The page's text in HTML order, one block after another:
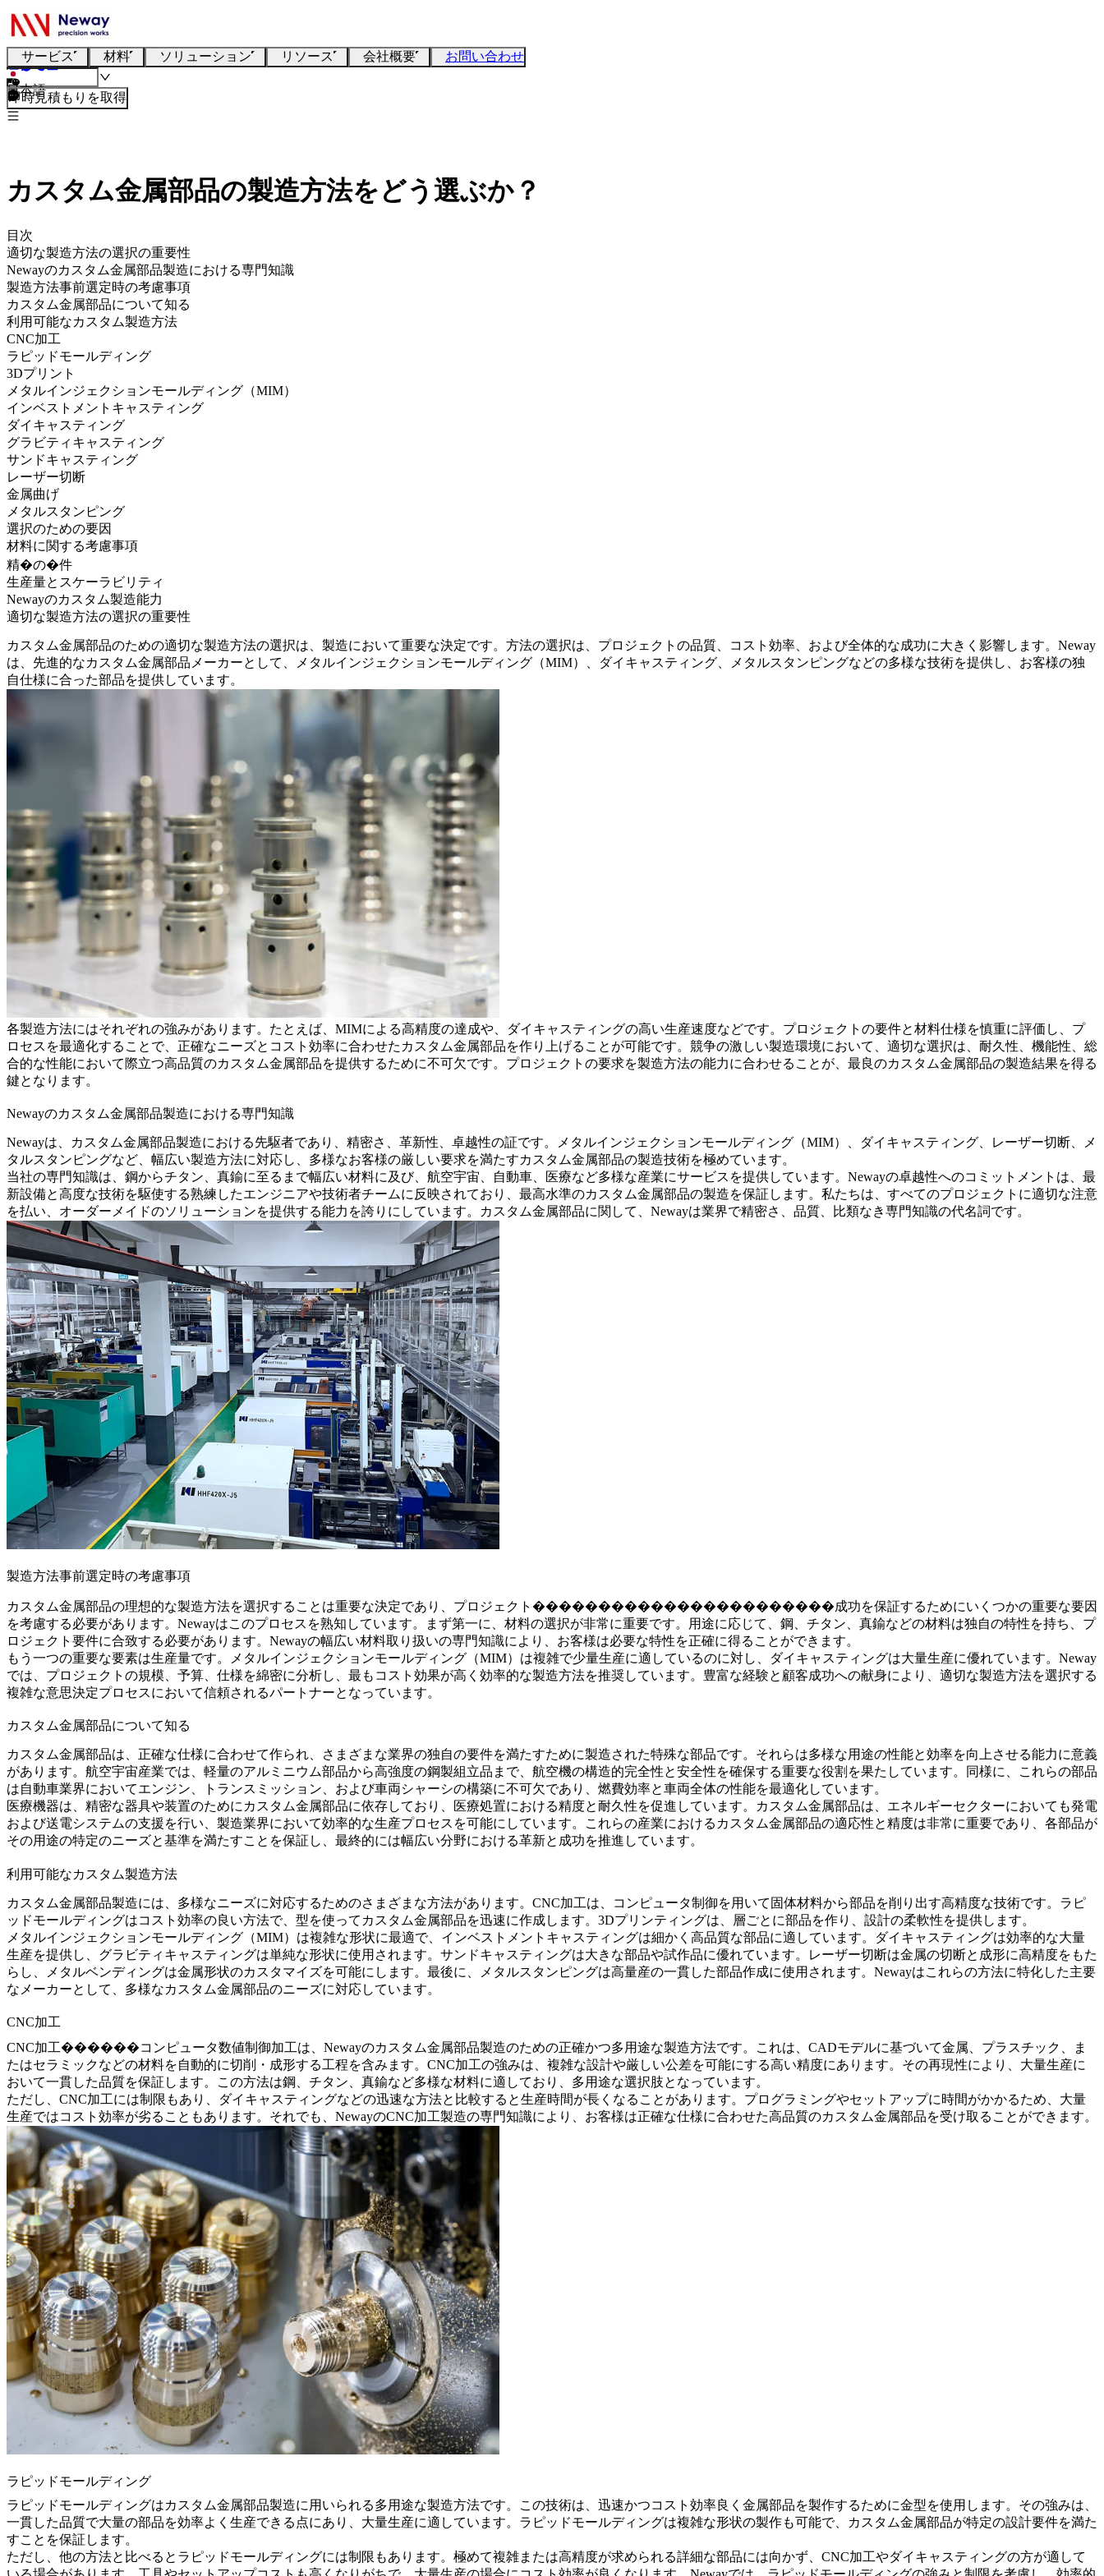
サービス 材料 ソリューション リソース 会社概要 お問い合わせ
日本語
即時見積もりを取得
カスタム金属部品の製造方法をどう選ぶか？
目次
適切な製造方法の選択の重要性
Newayのカスタム金属部品製造における専門知識
製造方法事前選定時の考慮事項
カスタム金属部品について知る
利用可能なカスタム製造方法
CNC加工
ラピッドモールディング
3Dプリント
メタルインジェクションモールディング（MIM）
インベストメントキャスティング
ダイキャスティング
グラビティキャスティング
サンドキャスティング
レーザー切断
金属曲げ
メタルスタンピング
選択のための要因
材料に関する考慮事項
精�の�件
生産量とスケーラビリティ
Newayのカスタム製造能力
適切な製造方法の選択の重要性
カスタム金属部品のための適切な製造方法の選択は、製造において重要な決定です。方法の選択は、プロジェクトの品質、コスト効率、および全体的な成功に大きく影響します。Neway
は、先進的なカスタム金属部品メーカーとして、メタルインジェクションモールディング（MIM）、ダイキャスティング、メタルスタンピングなどの多様な技術を提供し、お客様の独
自仕様に合った部品を提供しています。
各製造方法にはそれぞれの強みがあります。たとえば、MIMによる高精度の達成や、ダイキャスティングの高い生産速度などです。プロジェクトの要件と材料仕様を慎重に評価し、プ
ロセスを最適化することで、正確なニーズとコスト効率に合わせたカスタム金属部品を作り上げることが可能です。競争の激しい製造環境において、適切な選択は、耐久性、機能性、総
合的な性能において際立つ高品質のカスタム金属部品を提供するために不可欠です。プロジェクトの要求を製造方法の能力に合わせることが、最良のカスタム金属部品の製造結果を得る
鍵となります。
Newayのカスタム金属部品製造における専門知識
Newayは、カスタム金属部品製造における先駆者であり、精密さ、革新性、卓越性の証です。メタルインジェクションモールディング（MIM）、 ダイキャスティング レーザー切断
メ
タルスタンピングなど、幅広い製造方法に対応し、多様なお客様の厳しい要求を満たすカスタム金属部品の製造技術を極めています。
当社の専門知識は、鋼からチタン、真鍮に至るまで幅広い材料に及び、航空宇宙、自動車、医療など多様な産業にサービスを提供しています。Newayの卓越性へのコミットメントは、最
新設備と高度な技術を駆使する熟練したエンジニアや技術者チームに反映されており、最高水準のカスタム金属部品の製造を保証します。私たちは、すべてのプロジェクトに適切な注意
を払い、オーダーメイドのソリューションを提供する能力を誇りにしています。カスタム金属部品に関して、Newayは業界で精密さ、品質、比類なき専門知識の代名詞です。
製造方法事前選定時の考慮事項
カスタム金属部品の理想的な製造方法を選択することは重要な決定であり、プロジェクト�����������������������成功を保証するためにいくつかの重要な要因
を考慮する必要があります。Newayはこのプロセスを熟知しています。まず第一に、材料の選択が非常に重要です。用途に応じて、鋼、チタン、真鍮などの材料は独自の特性を持ち、プ
ロジェクト要件に合致する必要があります。Newayの幅広い材料取り扱いの専門知識により、お客様は必要な特性を正確に得ることができます。
もう一つの重要な要素は生産量です。メタルインジェクションモールディング（MIM）は複雑で少量生産に適しているのに対し、ダイキャスティングは大量生産に優れています。Neway
では、プロジェクトの規模、予算、仕様を綿密に分析し、最もコスト効果が高く効率的な製造方法を推奨しています。豊富な経験と顧客成功への献身により、適切な製造方法を選択する
複雑な意思決定プロセスにおいて信頼されるパートナーとなっています。
カスタム金属部品について知る
カスタム金属部品は、正確な仕様に合わせて作られ、さまざまな業界の独自の要件を満たすために製造された特殊な部品です。それらは多様な用途の性能と効率を向上させる能力に意義
があります。航空宇宙産業では、軽量のアルミニウム部品から高強度の鋼製組立品まで、航空機の構造的完全性と安全性を確保する重要な役割を果たしています。同様に、これらの部品
は自動車業界においてエンジン、トランスミッション、および車両シャーシの構築に不可欠であり、燃費効率と車両全体の性能を最適化しています。
医療機器は、精密な器具や装置のためにカスタム金属部品に依存しており、医療処置における精度と耐久性を促進しています。カスタム金属部品は、エネルギーセクターにおいても発電
および送電システムの支援を行い、製造業界において効率的な生産プロセスを可能にしています。これらの産業におけるカスタム金属部品の適応性と精度は非常に重要であり、各部品が
その用途の特定のニーズと基準を満たすことを保証し、最終的には幅広い分野における革新と成功を推進しています。
利用可能なカスタム製造方法
カスタム金属部品製造には、多様なニーズに対応するためのさまざまな方法があります。CNC加工は、コンピュータ制御を用いて固体材料から部品を削り出す高精度な技術です。ラピ
ッドモールディングはコスト効率の良い方法で、型を使ってカスタム金属部品を迅速に作成します。3Dプリンティングは、層ごとに部品を作り、設計の柔軟性を提供します。
メタルインジェクションモールディング（MIM）は複雑な形状に最適で、インベストメントキャスティングは細かく高品質な部品に適しています。ダイキャスティングは効率的な大量
生産を提供し、グラビティキャスティングは単純な形状に使用されます。サンドキャスティングは大きな部品や試作品に優れています。レーザー切断は金属の切断と成形に高精度をもた
らし、メタルベンディングは金属形状のカスタマイズを可能にします。最後に、メタルスタンピングは高量産の一貫した部品作成に使用されます。Newayはこれらの方法に特化した主要
なメーカーとして、多様なカスタム金属部品のニーズに対応しています。
CNC加工
CNC加工������コンピュータ数値制御加工は、Newayのカスタム金属部品製造のための正確かつ多用途な製造方法です。これは、CADモデルに基づいて金属、プラスチック、ま
たはセラミックなどの材料を自動的に切削・成形する工程を含みます。CNC加工の強みは、複雑な設計や厳しい公差を可能にする高い精度にあります。その再現性により、大量生産に
おいて一貫した品質を保証します。この方法は鋼、チタン、真鍮など多様な材料に適しており、多用途な選択肢となっています。
ただし、CNC加工には制限もあり、ダイキャスティングなどの迅速な方法と比較すると生産時間が長くなることがあります。プログラミングやセットアップに時間がかかるため、大量
生産ではコスト効率が劣ることもあります。それでも、NewayのCNC加工製造の専門知識により、お客様は正確な仕様に合わせた高品質のカスタム金属部品を受け取ることができます。
ラピッドモールディング
ラピッドモールディングはカスタム金属部品製造に用いられる多用途な製造方法です。この技術は、迅速かつコスト効率良く金属部品を製作するために金型を使用します。その強みは、
一貫した品質で大量の部品を効率よく生産できる点にあり、大量生産に適しています。ラピッドモールディングは複雑な形状の製作も可能で、カスタム金属部品が特定の設計要件を満た
すことを保証します。
ただし、他の方法と比べるとラピッドモールディングには制限もあります。極めて複雑または高精度が求められる詳細な部品には向かず、CNC加工やダイキャスティングの方が適して